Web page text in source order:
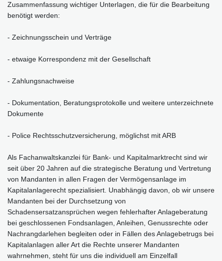
Zusammenfassung wichtiger Unterlagen, die für die Bearbeitung
benötigt werden:
- Zeichnungsschein und Verträge
- etwaige Korrespondenz mit der Gesellschaft
- Zahlungsnachweise
- Dokumentation, Beratungsprotokolle und weitere unterzeichnete
Dokumente
- Police Rechtsschutzversicherung, möglichst mit ARB
Als Fachanwaltskanzlei für Bank- und Kapitalmarktrecht sind wir
seit über 20 Jahren auf die strategische Beratung und Vertretung
von Mandanten in allen Fragen der Vermögensanlage im
Kapitalanlagerecht spezialisiert. Unabhängig davon, ob wir unsere
Mandanten bei der Durchsetzung von
Schadensersatzansprüchen wegen fehlerhafter Anlageberatung
bei geschlossenen Fondsanlagen, Anleihen, Genussrechte oder
Nachrangdarlehen begleiten oder in Fällen des Anlagebetrugs bei
Kapitalanlagen aller Art die Rechte unserer Mandanten
wahrnehmen, steht für uns die individuell am Einzelfall